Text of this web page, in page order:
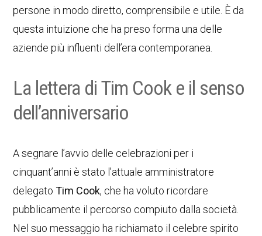
persone in modo diretto, comprensibile e utile. È da
questa intuizione che ha preso forma una delle
aziende più influenti dell’era contemporanea.
La lettera di Tim Cook e il senso
dell’anniversario
A segnare l’avvio delle celebrazioni per i
cinquant’anni è stato l’attuale amministratore
delegatoTim Cook, che ha voluto ricordare
pubblicamente il percorso compiuto dalla società.
Nel suo messaggio ha richiamato il celebre spirito